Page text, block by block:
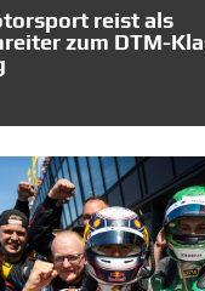
reist als
zum DTM-